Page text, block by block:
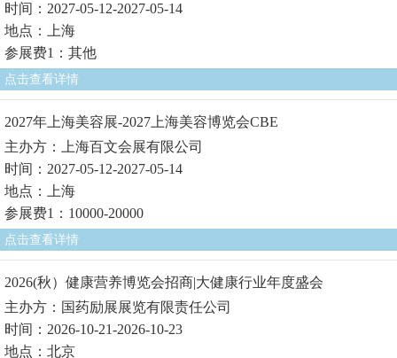
时间：2027-05-12-2027-05-14
地点：上海
参展费1：其他
点击查看详情
2027年上海美容展-2027上海美容博览会CBE
主办方：上海百文会展有限公司
时间：2027-05-12-2027-05-14
地点：上海
参展费1：10000-20000
点击查看详情
2026(秋）健康营养博览会招商|大健康行业年度盛会
主办方：国药励展展览有限责任公司
时间：2026-10-21-2026-10-23
地点：北京